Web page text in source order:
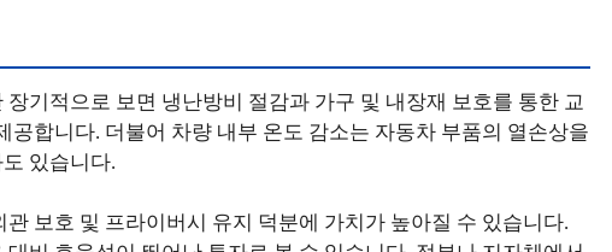
기적으로 보면 냉난방비 절감과 가구 및 내장재 보호를 통한 교
공합니다. 더불어 차량 내부 온도 감소는 자동차 부품의 열손상을
있습니다.
보호 및 프라이버시 유지 덕분에 가치가 높아질 수 있습니다.